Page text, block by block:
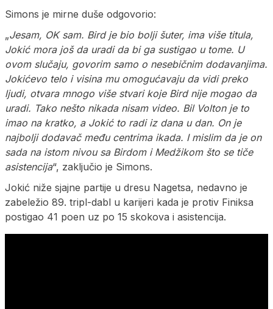
Simons je mirne duše odgovorio:
„Jesam, OK sam. Bird je bio bolji šuter, ima više titula,
Jokić mora još da uradi da bi ga sustigao u tome. U
ovom slučaju, govorim samo o nesebičnim dodavanjima.
Jokićevo telo i visina mu omogućavaju da vidi preko
ljudi, otvara mnogo više stvari koje Bird nije mogao da
uradi. Tako nešto nikada nisam video. Bil Volton je to
imao na kratko, a Jokić to radi iz dana u dan. On je
najbolji dodavač među centrima ikada. I mislim da je on
sada na istom nivou sa Birdom i Medžikom što se tiče
asistencija“, zaključio je Simons.
Jokić niže sjajne partije u dresu Nagetsa, nedavno je
zabeležio 89. tripl-dabl u karijeri kada je protiv Finiksa
postigao 41 poen uz po 15 skokova i asistencija.